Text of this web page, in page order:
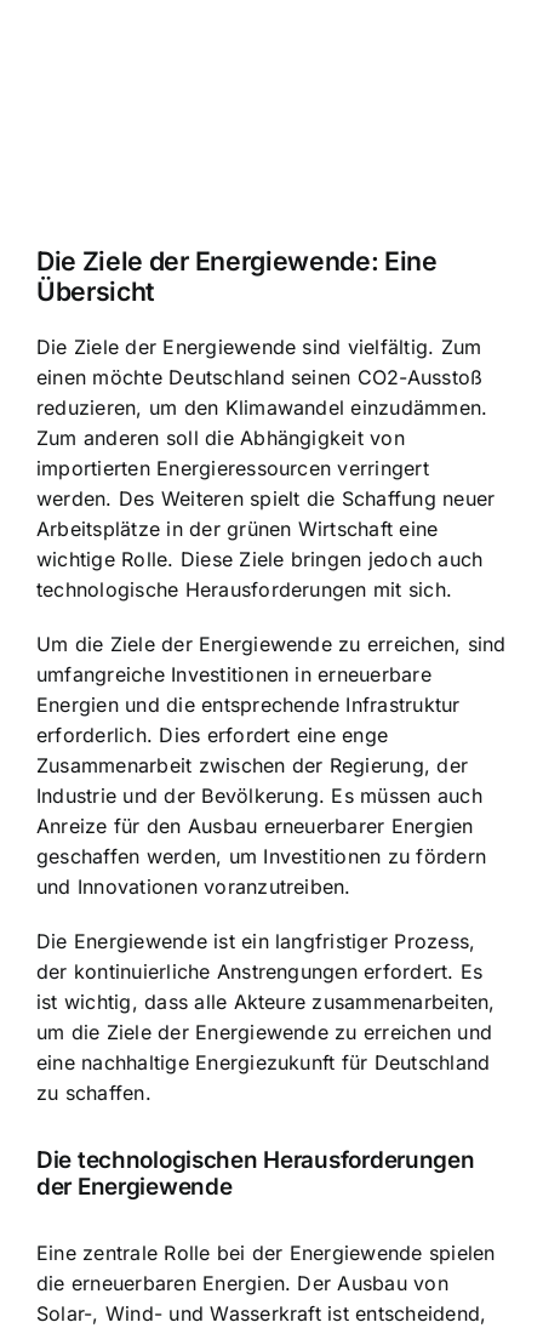
Die Ziele der Energiewende: Eine
Übersicht
Die Ziele der Energiewende sind vielfältig. Zum
einen möchte Deutschland seinen CO2-Ausstoß
reduzieren, um den Klimawandel einzudämmen.
Zum anderen soll die Abhängigkeit von
importierten Energieressourcen verringert
werden. Des Weiteren spielt die Schaffung neuer
Arbeitsplätze in der grünen Wirtschaft eine
wichtige Rolle. Diese Ziele bringen jedoch auch
technologische Herausforderungen mit sich.
Um die Ziele der Energiewende zu erreichen, sind
umfangreiche Investitionen in erneuerbare
Energienund die entsprechende Infrastruktur
erforderlich. Dies erfordert eine enge
Zusammenarbeit zwischen der Regierung, der
Industrie und der Bevölkerung. Es müssen auch
Anreize für den Ausbau erneuerbarer Energien
geschaffen werden, um Investitionen zu fördern
und Innovationen voranzutreiben.
Die Energiewende ist ein langfristiger Prozess,
der kontinuierliche Anstrengungen erfordert. Es
ist wichtig, dass alle Akteure zusammenarbeiten,
um die Ziele der Energiewende zu erreichen und
eine nachhaltige Energiezukunft für Deutschland
zu schaffen.
Die technologischen Herausforderungen
der Energiewende
Eine zentrale Rolle bei der Energiewende spielen
die erneuerbaren Energien. Der Ausbau von
Solar-, Wind- und Wasserkraft ist entscheidend,